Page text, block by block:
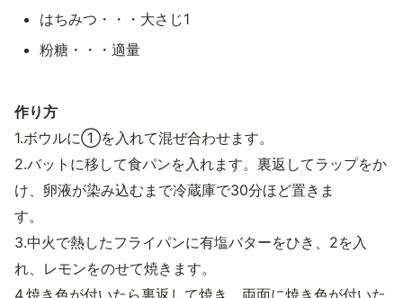
はちみつ・・・大さじ1
粉糖・・・適量
作り方
1.ボウルに①を入れて混ぜ合わせます。
2.バットに移して食パンを入れます。裏返してラップをか
け、卵液が染み込むまで冷蔵庫で30分ほど置きま
す。
3.中火で熱したフライパンに有塩バターをひき、2を入
れ、レモンをのせて焼きます。
4.焼き色が付いたら裏返して焼き、両面に焼き色が付いた